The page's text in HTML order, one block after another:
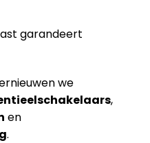
garandeert
we
,
en
.